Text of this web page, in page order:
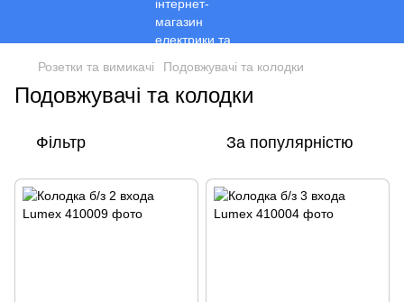
Розетки та вимикачі Подовжувачі та колодки
Подовжувачі та колодки
Фільтр За популярністю